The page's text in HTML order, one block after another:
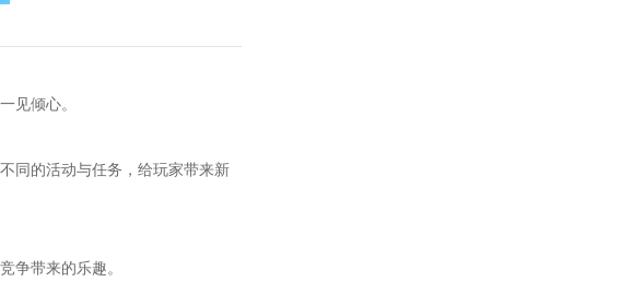
见倾心。
同的活动与任务，给玩家带来新
争带来的乐趣。